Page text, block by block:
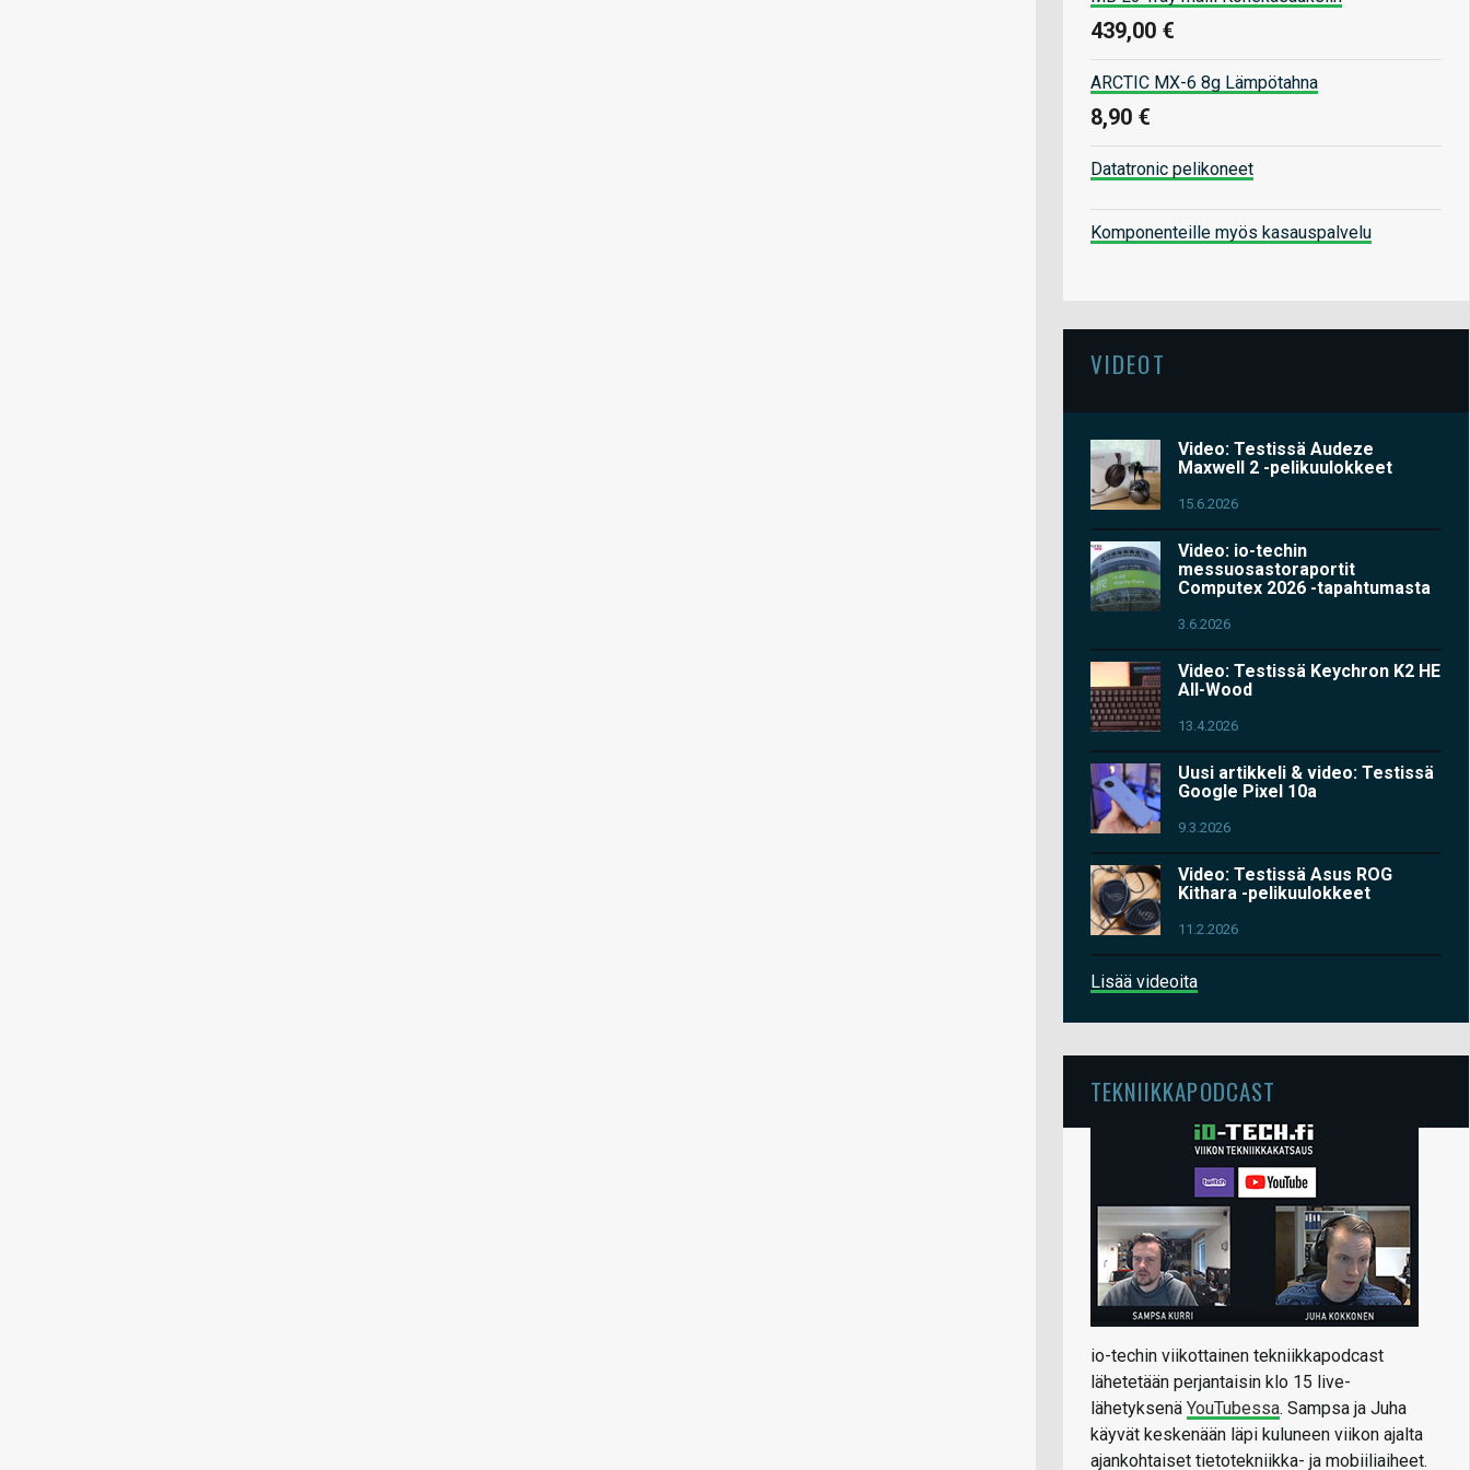
439,00 €
ARCTIC MX-6 8g Lämpötahna
8,90 €
Datatronic pelikoneet
Komponenteille myös kasauspalvelu
VIDEOT
Video: Testissä Audeze
Maxwell 2 -pelikuulokkeet
15.6.2026
Video: io-techin
messuosastoraportit
Computex 2026 -tapahtumasta
3.6.2026
Video: Testissä Keychron K2 HE
All-Wood
13.4.2026
Uusi artikkeli & video: Testissä
Google Pixel 10a
9.3.2026
Video: Testissä Asus ROG
Kithara -pelikuulokkeet
11.2.2026
Lisää videoita
TEKNIIKKAPODCAST
io-techin viikottainen tekniikkapodcast
lähetetään perjantaisin klo 15 live-
lähetyksenä YouTubessa. Sampsa ja Juha
käyvät keskenään läpi kuluneen viikon ajalta
ajankohtaiset tietotekniikka- ja mobiiliaiheet.